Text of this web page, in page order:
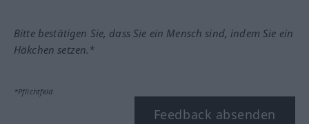
Bitte bestätigen Sie, dass Sie ein Mensch sind, indem Sie ein
Häkchen setzen.*
*Pflichtfeld
Feedback absenden